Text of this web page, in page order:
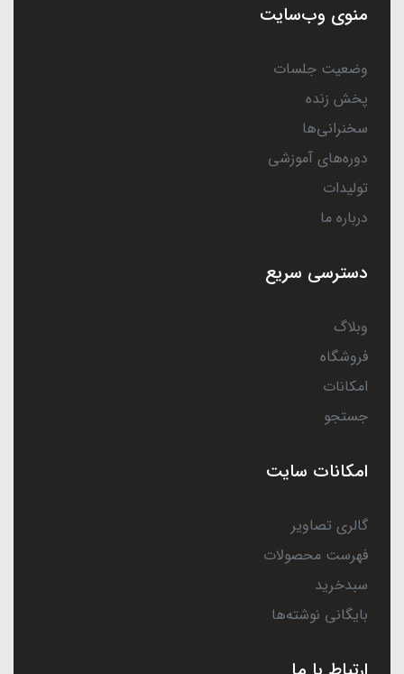
منوی وب‌سایت
وضعیت جلسات
پخش زنده
سخنرانی‌ها
دوره‌های آموزشی
تولیدات
درباره ما
دسترسی سریع
وبلاگ
فروشگاه
امکانات
جستجو
امکانات سایت
گالری تصاویر
فهرست محصولات
سبدخرید
بایگانی نوشته‌ها